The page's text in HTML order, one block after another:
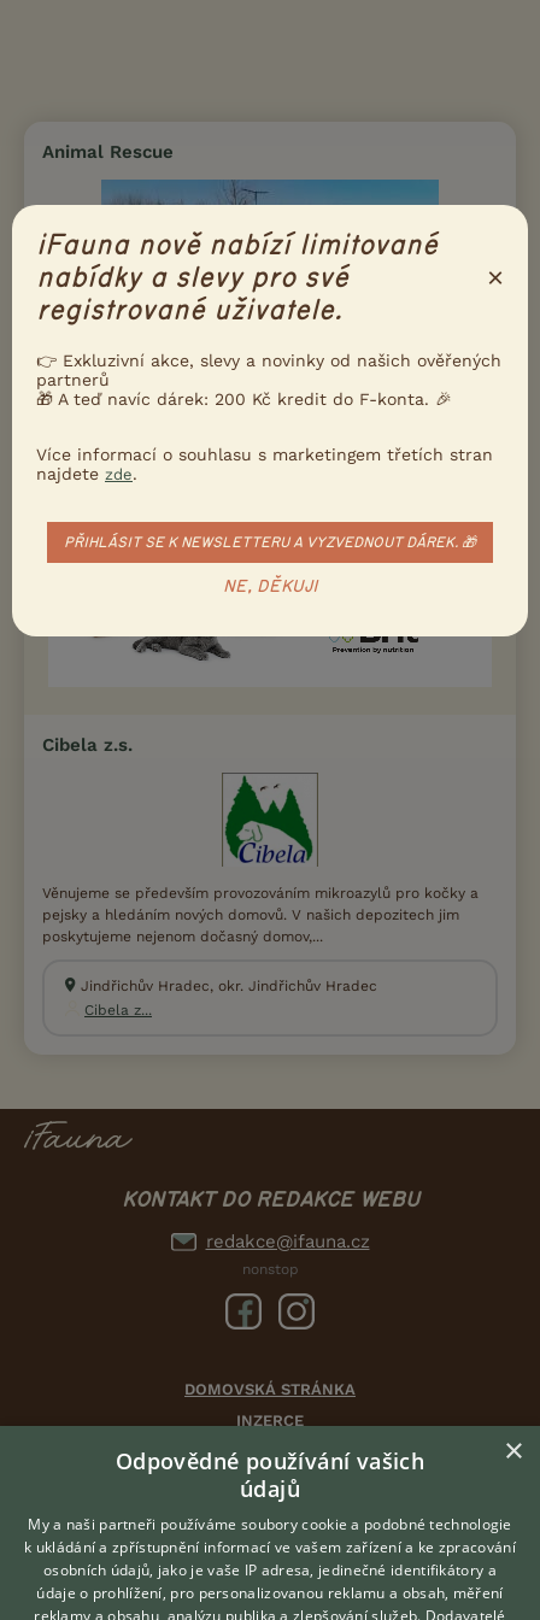
Animal Rescue
Odchytová a asistenční služba ČB
Staré Hodějovice, okr. České Budějovice animalre...
Cibela z.s.
Věnujeme se především provozováním mikroazylů pro kočky a
pejsky a hledáním nových domovů. V našich depozitech jim
poskytujeme nejenom dočasný domov,...
Jindřichův Hradec, okr. Jindřichův Hradec
Cibela z...
KONTAKT DO REDAKCE WEBU
redakce@ifauna.cz
nonstop
DOMOVSKÁ STRÁNKA
INZERCE
DISKUSE
ČLÁNKY
CHOVATELSKÉ STANICE
ATLAS
O nás
iFauna nově nabízí limitované
nabídky a slevy pro své
registrované uživatele.
×
👉 Exkluzivní akce, slevy a novinky od našich ověřených
partnerů
🎁 A teď navíc dárek: 200 Kč kredit do F-konta. 🎉
Více informací o souhlasu s marketingem třetích stran
najdete zde.
PŘIHLÁSIT SE K NEWSLETTERU A VYZVEDNOUT DÁREK. 🎁
NE, DĚKUJI
×
Odpovědné používání vašich
údajů
My a naši partneři používáme soubory cookie a podobné technologie
k ukládání a zpřístupnění informací ve vašem zařízení a ke zpracování
osobních údajů, jako je vaše IP adresa, jedinečné identifikátory a
údaje o prohlížení, pro personalizovanou reklamu a obsah, měření
reklamy a obsahu, analýzu publika a zlepšování služeb. Dodavatelé